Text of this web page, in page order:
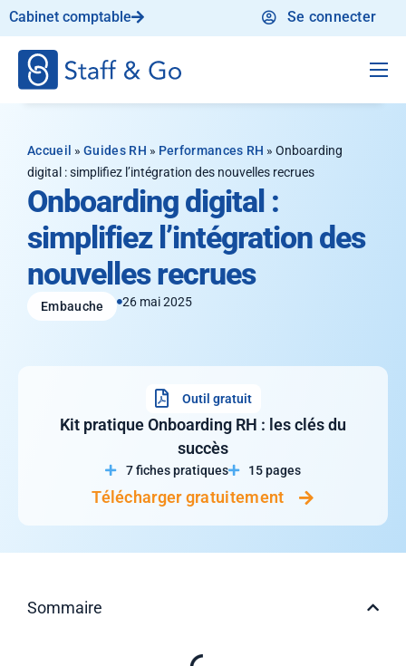
Cabinet comptable Se connecter
Produit
Tarifs
Ressources
Accueil »Guides RH » Performances RH »Onboarding
digital : simplifiez l’intégration des nouvelles recrues
Onboarding digital :
simplifiez l’intégration des
nouvelles recrues
Embauche 26 mai 2025
Outil gratuit
Kit pratiqueOnboarding RH : les clés du
succès
7 fiches pratiques 15 pages
Télécharger gratuitement
Sommaire